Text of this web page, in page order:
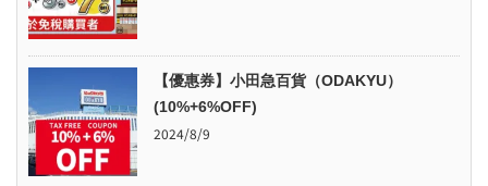
【優惠券】小田急百貨（ODAKYU）
(10%+6%OFF)
2024/8/9